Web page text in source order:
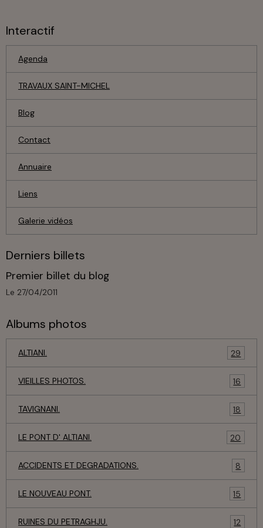
Interactif
Agenda
TRAVAUX SAINT-MICHEL
Blog
Contact
Annuaire
Liens
Galerie vidéos
Derniers billets
Premier billet du blog
Le 27/04/2011
Albums photos
ALTIANI. 29
VIEILLES PHOTOS. 16
TAVIGNANI. 18
LE PONT D' ALTIANI. 20
ACCIDENTS ET DEGRADATIONS. 8
LE NOUVEAU PONT. 15
RUINES DU PETRAGHJU. 12